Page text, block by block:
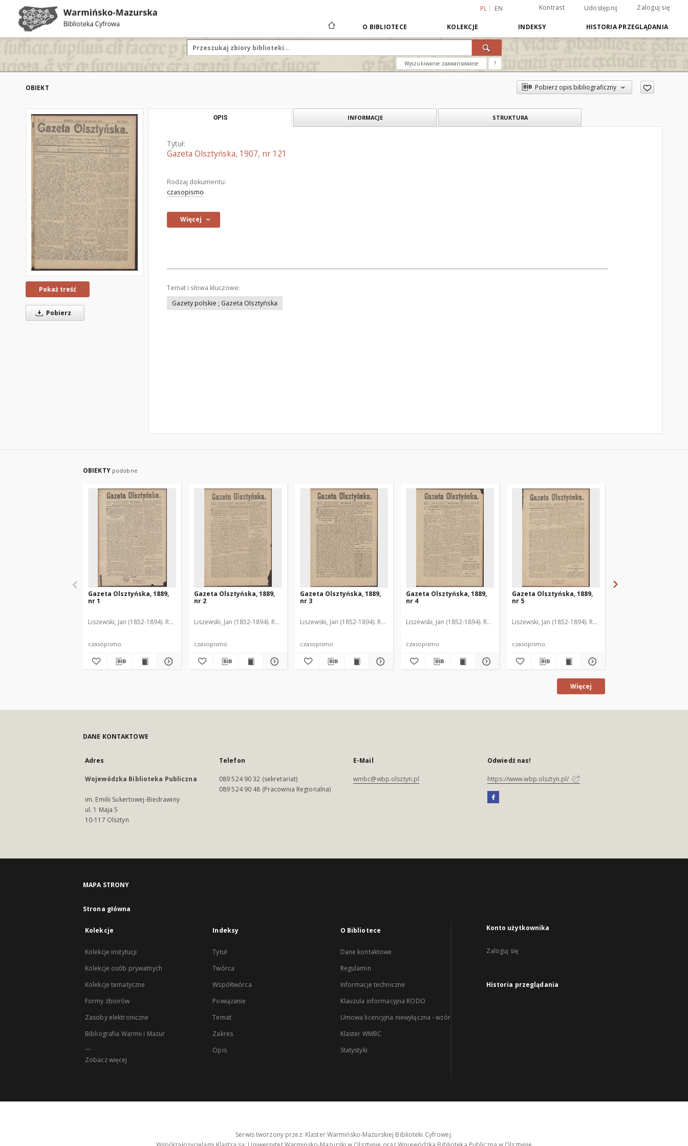
PL EN Kontrast Udostępnij Zaloguj się
O BIBLIOTECE KOLEKCJE INDEKSY HISTORIA PRZEGLĄDANIA
Wyszukiwanie zaawansowane ?
OBIEKT Pobierz opis bibliograficzny
Pokaż treść
Pobierz
OPIS INFORMACJE STRUKTURA
Tytuł:
Gazeta Olsztyńska, 1907, nr 121
Rodzaj dokumentu:
czasopismo
Więcej
Temat i słowa kluczowe:
Gazety polskie ; Gazeta Olsztyńska
OBIEKTY podobne
Gazeta Olsztyńska, 1889,
nr 1
Liszewski, Jan (1852-1894). Red.
czasopismo
Gazeta Olsztyńska, 1889,
nr 2
Liszewski, Jan (1852-1894). Red.
czasopismo
Gazeta Olsztyńska, 1889,
nr 3
Liszewski, Jan (1852-1894). Red.
czasopismo
Gazeta Olsztyńska, 1889,
nr 4
Liszewski, Jan (1852-1894). Red.
czasopismo
Gazeta Olsztyńska, 1889,
nr 5
Liszewski, Jan (1852-1894). Red.
czasopismo
Więcej
DANE KONTAKTOWE
Adres
Wojewódzka Biblioteka Publiczna
im. Emilii Sukertowej-Biedrawiny
ul. 1 Maja 5
10-117 Olsztyn
Telefon
089 524 90 32 (sekretariat)
089 524 90 48 (Pracownia Regionalna)
E-Mail
wmbc@wbp.olsztyn.pl
Odwiedź nas!
https://www.wbp.olsztyn.pl/
MAPA STRONY
Strona główna
Kolekcje
Kolekcje instytucji
Kolekcje osób prywatnych
Kolekcje tematyczne
Formy zbiorów
Zasoby elektroniczne
Bibliografia Warmii i Mazur
...
Zobacz więcej
Indeksy
Tytuł
Twórca
Współtwórca
Powiązanie
Temat
Zakres
Opis
O Bibliotece
Dane kontaktowe
Regulamin
Informacje techniczne
Klauzula informacyjna RODO
Umowa licencyjna niewyłączna - wzór
Klaster WMBC
Statystyki
Konto użytkownika
Zaloguj się
Historia przeglądania
Serwis tworzony przez: Klaster Warmińsko-Mazurskiej Biblioteki Cyfrowej.